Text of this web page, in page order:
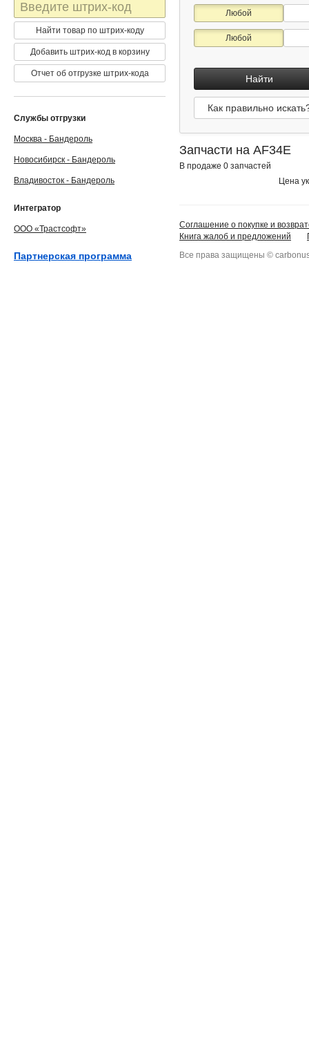
Любой
Любой
Найти
Как правильно
Запчасти на AF34E
В продаже 0 запчастей
Цена
код
Найти товар по штрих-коду
Добавить штрих-код в корзину
Отчет об отгрузке штрих-кода
Службы отгрузки
Москва - Бандероль
Новосибирск - Бандероль
Владивосток - Бандероль
Интегратор
ООО «Трастсофт»
Партнерская программа
Соглашение о покупке и
Книга жалоб и предложений
Все права защищены ©